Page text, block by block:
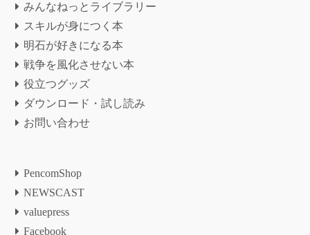
みんなねっとライブラリー
スキルが身につく本
明石が好きになる本
戦争を風化させない本
役立つグッズ
ダウンロード・試し読み
お問い合わせ
PencomShop
NEWSCAST
valuepress
Facebook